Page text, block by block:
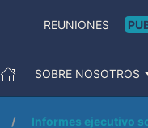
REUNIONES
SOBRE NOSOTROS
Informes ejecutivo